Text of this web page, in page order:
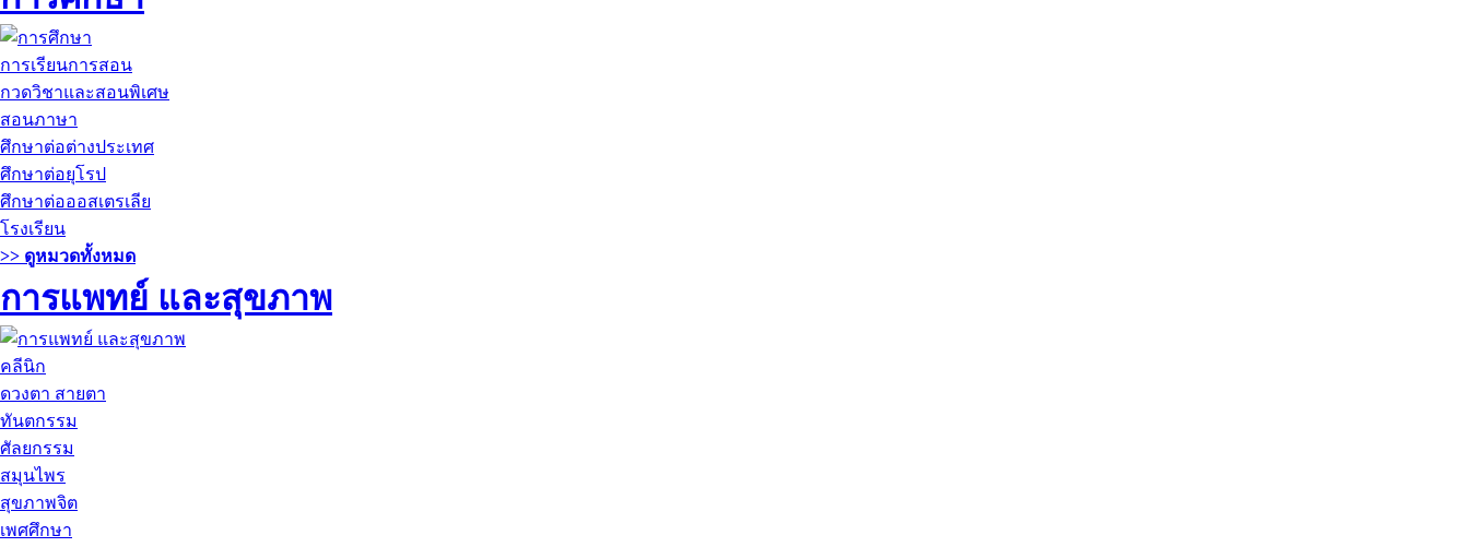
การเรียนการสอน
กวดวิชาและสอนพิเศษ
สอนภาษา
ศึกษาต่อต่างประเทศ
ศึกษาต่อยุโรป
ศึกษาต่อออสเตรเลีย
โรงเรียน
>> ดูหมวดทั้งหมด
การแพทย์ และสุขภาพ
คลีนิก
ดวงตา สายตา
ทันตกรรม
ศัลยกรรม
สมุนไพร
สุขภาพจิต
เพศศึกษา